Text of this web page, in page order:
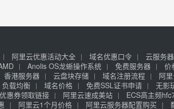
阿里云优惠活动大全 域名优惠口令 云服务
Anolis OS龙蜥操作系统 免费服务器 价
香港服务器
云盘块存储 域名注册流程 阿
负载均衡
域名价格 免费SSL证书申请 无影
惠券领取链接
阿里云速成美站 ECS高主频
阿里云1个月价格 阿里云服务器配置购买